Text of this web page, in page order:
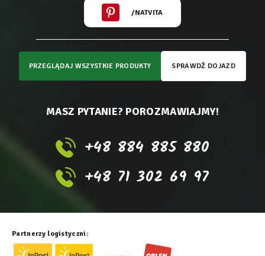
/NATVITA
PRZEGLĄDAJ WSZYSTKIE PRODUKTY SPRAWDŹ DOJAZD
MASZ PYTANIE? POROZMAWIAJMY!
+48 884 885 880
+48 71 302 69 97
Partnerzy logistyczni: